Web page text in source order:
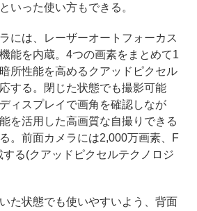
いった使い方もできる。
には、レーザーオートフォーカス
能を内蔵。4つの画素をまとめて1
所性能を高めるクアッドピクセル
する。閉じた状態でも撮影可能
ィスプレイで画角を確認しなが
を活用した高画質な自撮りできる
。前面カメラには2,000万画素、F
る(クアッドピクセルテクノロジ
た状態でも使いやすいよう、背面